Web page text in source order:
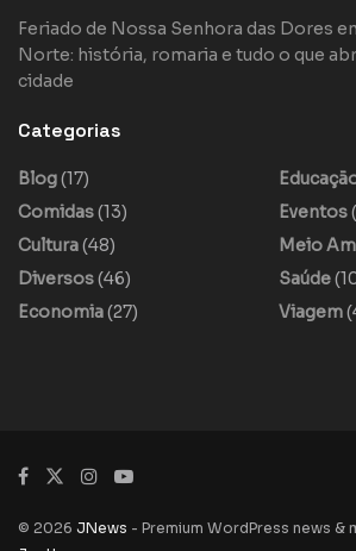
Feriado de Nossa Senhora das Dores
Norte: história, romaria e tudo o que
cidade
Categorias
Blog(17)
Comidas(13)
Cultura(48)
Diversos(46)
Economia(27)
Eventos
Meio
Saúde
Viagem
© 2026 JNews - Premium WordPress news &